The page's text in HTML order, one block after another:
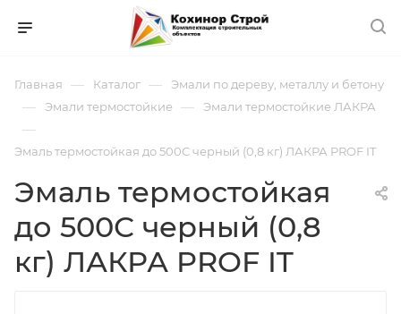
Главная — Каталог — Эмали по дереву, металлу и бетону
— Эмали термостойкие — Эмали термостойкие ЛАКРА
—
Эмаль термостойкая до 500С черный (0,8 кг) ЛАКРА PROF IT
Эмаль термостойкая
до 500С черный (0,8
кг) ЛАКРА PROF IT